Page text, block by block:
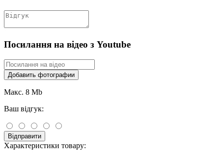
Посилання на відео з Youtube
Добавить фотографии
Макс. 8 Mb
Ваш відгук:
Відправити
Характеристики товару: